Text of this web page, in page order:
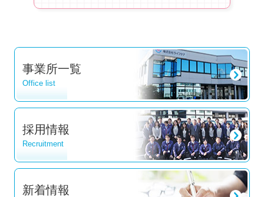
事業所一覧
Office list
採用情報
Recruitment
新着情報